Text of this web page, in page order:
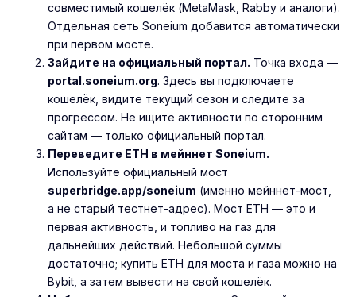
совместимый кошелёк (MetaMask, Rabby и аналоги).
Отдельная сеть Soneium добавится автоматически
при первом мосте.
Зайдите на официальный портал. Точка входа —
portal.soneium.org. Здесь вы подключаете
кошелёк, видите текущий сезон и следите за
прогрессом. Не ищите активности по сторонним
сайтам — только официальный портал.
Переведите ETH в мейннет Soneium.
Используйте официальный мост
superbridge.app/soneium (именно мейннет-мост,
а не старый тестнет-адрес). Мост ETH — это и
первая активность, и топливо на газ для
дальнейших действий. Небольшой суммы
достаточно; купить ETH для моста и газа можно на
Bybit , а затем вывести на свой кошелёк.